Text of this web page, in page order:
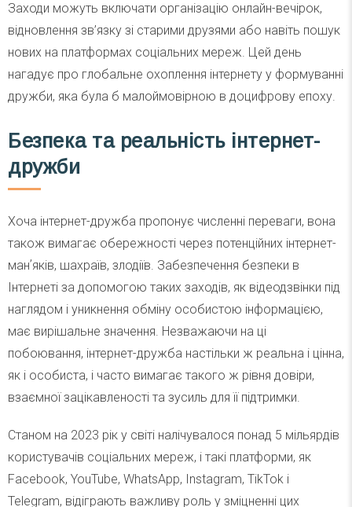
Заходи можуть включати організацію онлайн-вечірок,
відновлення зв’язку зі старими друзями або навіть пошук
нових на платформах соціальних мереж. Цей день
нагадує про глобальне охоплення інтернету у формуванні
дружби, яка була б малоймовірною в доцифрову епоху.
Безпека та реальність інтернет-
дружби
Хоча інтернет-дружба пропонує численні переваги, вона
також вимагає обережності через потенційних інтернет-
манʼяків, шахраїв, злодіїв. Забезпечення безпеки в
Інтернеті за допомогою таких заходів, як відеодзвінки під
наглядом і уникнення обміну особистою інформацією,
має вирішальне значення. Незважаючи на ці
побоювання, інтернет-дружба настільки ж реальна і цінна,
як і особиста, і часто вимагає такого ж рівня довіри,
взаємної зацікавленості та зусиль для її підтримки.
Станом на 2023 рік у світі налічувалося понад 5 мільярдів
користувачів соціальних мереж, і такі платформи, як
Facebook, YouTube, WhatsApp, Instagram, TikTok і
Telegram, відіграють важливу роль у зміцненні цих